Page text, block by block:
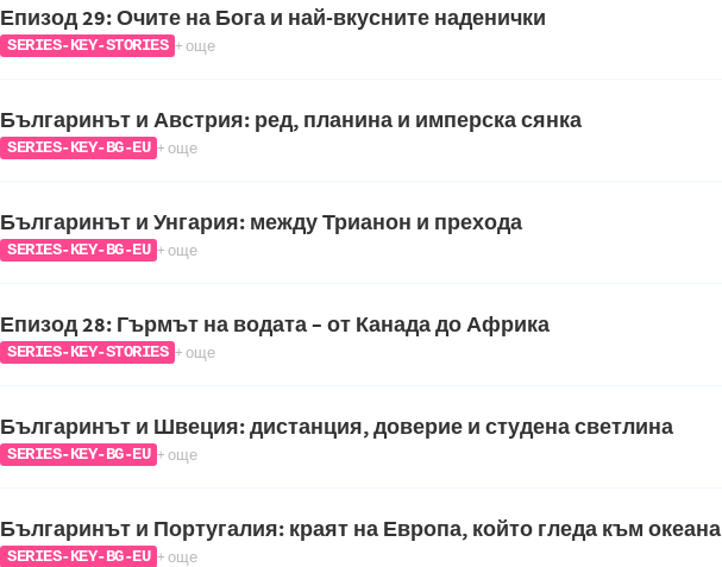
Епизод 29: Очите на Бога и най-вкусните наденички
SERIES-KEY-STORIES + още
Българинът и Австрия: ред, планина и имперска сянка
SERIES-KEY-BG-EU + още
Българинът и Унгария: между Трианон и прехода
SERIES-KEY-BG-EU + още
Епизод 28: Гърмът на водата – от Канада до Африка
SERIES-KEY-STORIES + още
Българинът и Швеция: дистанция, доверие и студена светлина
SERIES-KEY-BG-EU + още
Българинът и Португалия: краят на Европа, който гледа към океана
SERIES-KEY-BG-EU + още